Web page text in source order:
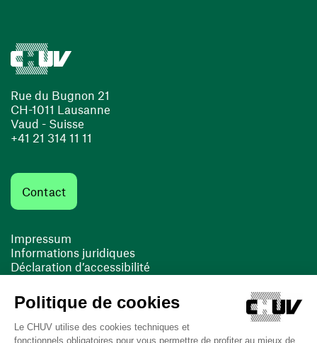
Rue du Bugnon 21
CH-1011 Lausanne
Vaud - Suisse
+41 21 314 11 11
Contact
Impressum
Informations juridiques
Déclaration d’accessibilité
Cookies